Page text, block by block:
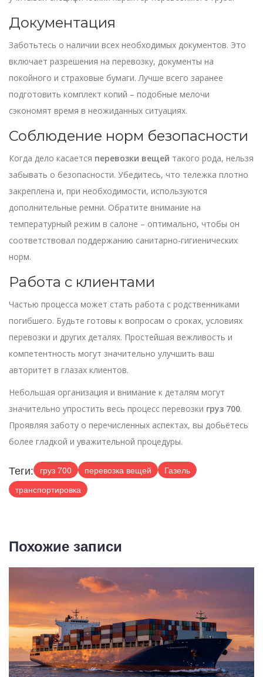
Документация
Заботьтесь о наличии всех необходимых документов. Это
включает разрешения на перевозку, документы на
покойного и страховые бумаги. Лучше всего заранее
подготовить комплект копий – подобные мелочи
сэкономят время в неожиданных ситуациях.
Соблюдение норм безопасности
Когда дело касается перевозки вещей такого рода, нельзя
забывать о безопасности. Убедитесь, что тележка плотно
закреплена и, при необходимости, используются
дополнительные ремни. Обратите внимание на
температурный режим в салоне – оптимально, чтобы он
соответствовал поддержанию санитарно-гигиенических
норм.
Работа с клиентами
Частью процесса может стать работа с родственниками
погибшего. Будьте готовы к вопросам о сроках, условиях
перевозки и других деталях. Простейшая вежливость и
компетентность могут значительно улучшить ваш
авторитет в глазах клиентов.
Небольшая организация и внимание к деталям могут
значительно упростить весь процесс перевозки груз 700.
Проявляя заботу о перечисленных аспектах, вы добьётесь
более гладкой и уважительной процедуры.
Теги: груз 700 перевозка вещей
Газель
транспортировка
Похожие записи